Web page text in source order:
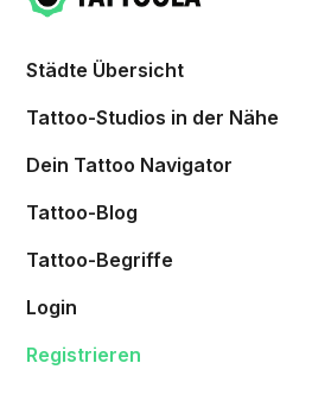
Städte Übersicht
Tattoo-Studios in der Nähe
Dein Tattoo Navigator
Tattoo-Blog
Tattoo-Begriffe
Login
Registrieren